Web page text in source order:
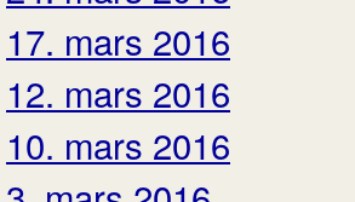
17. mars 2016
12. mars 2016
10. mars 2016